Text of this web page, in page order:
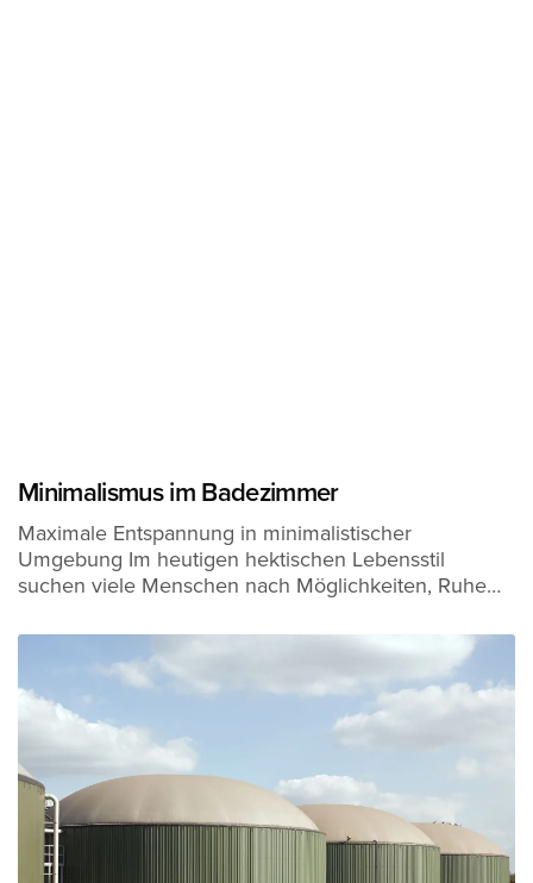
Minimalismus im Badezimmer
Maximale Entspannung in minimalistischer
Umgebung Im heutigen hektischen Lebensstil
suchen viele Menschen nach Möglichkeiten, Ruhe…